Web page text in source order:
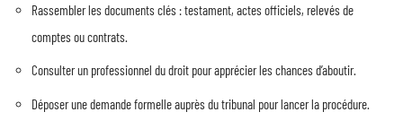
Rassembler les documents clés : testament, actes officiels, relevés de
comptes ou contrats.
Consulter un professionnel du droit pour apprécier les chances d’aboutir.
Déposer une demande formelle auprès du tribunal pour lancer la procédure.